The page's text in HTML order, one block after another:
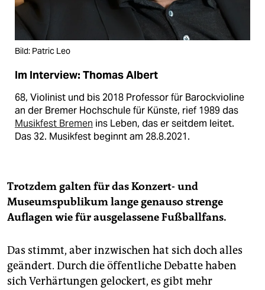
Bild: Patric Leo
Im Interview: Thomas Albert
68, Violinist und bis 2018 Professor für Barockvioline
an der Bremer Hochschule für Künste, rief 1989 das
Musikfest Bremen ins Leben, das er seitdem leitet.
Das 32. Musikfest beginnt am 28.8.2021.
Trotzdem galten für das Konzert- und
Museumspublikum lange genauso strenge
Auflagen wie für ausgelassene Fußballfans.
Das stimmt, aber inzwischen hat sich doch alles
geändert. Durch die öffentliche Debatte haben
sich Verhärtungen gelockert, es gibt mehr